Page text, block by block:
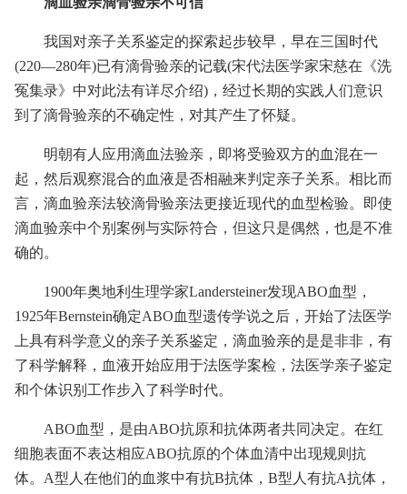
我国对亲子关系鉴定的探索起步较早，早在三国时代
(220—280年)已有滴骨验亲的记载(宋代法医学家宋慈在《洗
冤集录》中对此法有详尽介绍)，经过长期的实践人们意识
到了滴骨验亲的不确定性，对其产生了怀疑。
明朝有人应用滴血法验亲，即将受验双方的血混在一
起，然后观察混合的血液是否相融来判定亲子关系。相比而
言，滴血验亲法较滴骨验亲法更接近现代的血型检验。即使
滴血验亲中个别案例与实际符合，但这只是偶然，也是不准
确的。
1900年奥地利生理学家Landersteiner发现ABO血型，
1925年Bernstein确定ABO血型遗传学说之后，开始了法医学
上具有科学意义的亲子关系鉴定，滴血验亲的是是非非，有
了科学解释，血液开始应用于法医学案检，法医学亲子鉴定
和个体识别工作步入了科学时代。
ABO血型，是由ABO抗原和抗体两者共同决定。在红
细胞表面不表达相应ABO抗原的个体血清中出现规则抗
体。A型人在他们的血浆中有抗B抗体，B型人有抗A抗体，